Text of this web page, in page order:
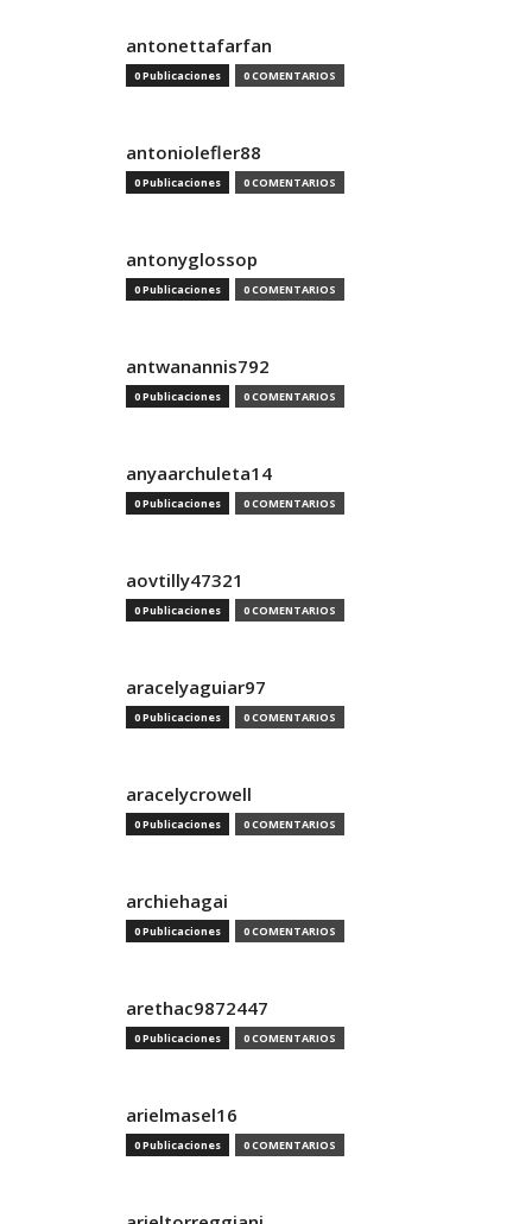
antonettafarfan
0 Publicaciones 0 COMENTARIOS
antoniolefler88
0 Publicaciones 0 COMENTARIOS
antonyglossop
0 Publicaciones 0 COMENTARIOS
antwanannis792
0 Publicaciones 0 COMENTARIOS
anyaarchuleta14
0 Publicaciones 0 COMENTARIOS
aovtilly47321
0 Publicaciones 0 COMENTARIOS
aracelyaguiar97
0 Publicaciones 0 COMENTARIOS
aracelycrowell
0 Publicaciones 0 COMENTARIOS
archiehagai
0 Publicaciones 0 COMENTARIOS
arethac9872447
0 Publicaciones 0 COMENTARIOS
arielmasel16
0 Publicaciones 0 COMENTARIOS